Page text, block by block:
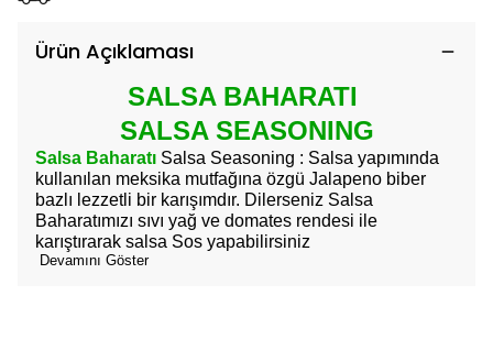
Ürün Açıklaması
SALSA BAHARATI
SALSA SEASONING
Salsa Baharatı Salsa Seasoning : Salsa yapımında
kullanılan meksika mutfağına özgü Jalapeno biber
bazlı lezzetli bir karışımdır. Dilerseniz Salsa
Baharatımızı sıvı yağ ve domates rendesi ile
karıştırarak salsa Sos yapabilirsiniz
Devamını Göster